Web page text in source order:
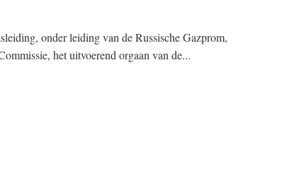
onder leiding van de Russische Gazprom,
het uitvoerend orgaan van de...